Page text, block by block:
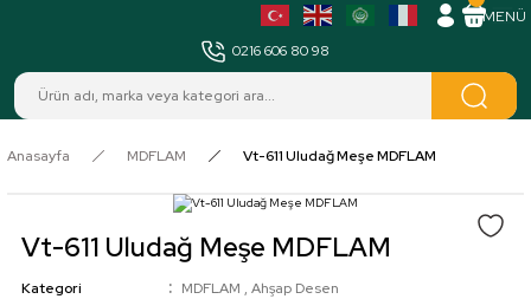
0216 606 80 98
Anasayfa MDFLAM Vt-611 Uludağ Meşe MDFLAM
Vt-611 Uludağ Meşe MDFLAM
Kategori MDFLAM , Ahşap Desen